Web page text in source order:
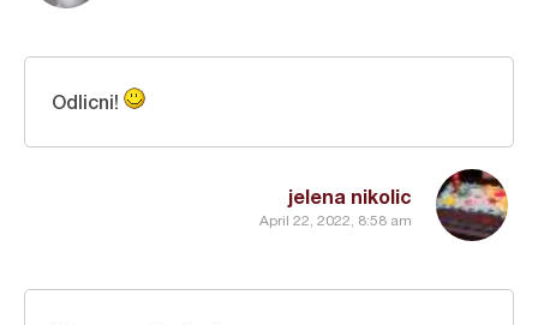
jelena nikolic
April 22, 2022, 8:58 am
Odlicni!